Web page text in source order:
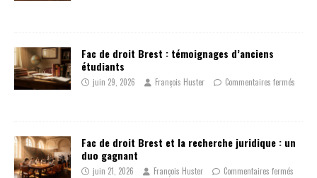
Fac de droit Brest : témoignages d’anciens
étudiants
juin 29, 2026 François Huster Commentaires fermés
Fac de droit Brest et la recherche juridique : un
duo gagnant
juin 21, 2026 François Huster Commentaires fermés